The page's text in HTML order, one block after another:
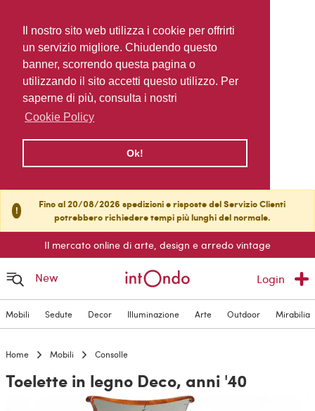
Il nostro sito web utilizza i cookie per offrirti
un servizio migliore. Chiudendo questo
banner, scorrendo questa pagina o
utilizzando il sito accetti questo utilizzo. Per
saperne di più, consulta i nostri
Cookie Policy
Ok!
!
Fino al 20/08/2026 spedizioni e risposte del Servizio Clienti
potrebbero richiedere tempi più lunghi del normale.
Il mercato online di arte, design e arredo vintage
New Login
Mobili Sedute Decor Illuminazione Arte Outdoor Mirabilia
Home Mobili Consolle
Toelette in legno Deco, anni '40